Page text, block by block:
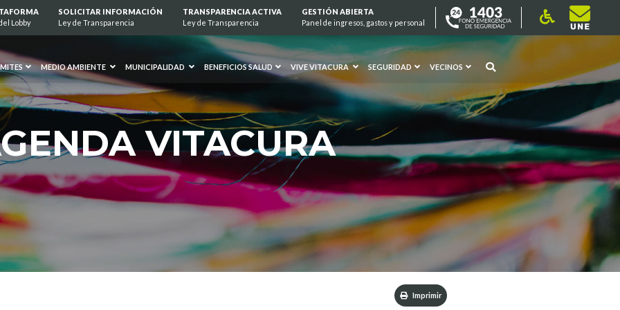
Lobby
SOLICITAR INFORMACIÓN
Ley de Transparencia
TRANSPARENCIA ACTIVA
Ley de Transparencia
GESTIÓN ABIERTA
Panel de ingresos, gastos y personal
MEDIO AMBIENTE MUNICIPALIDAD BENEFICIOS SALUD VIVE VITACURA SEGURIDAD VECINOS
VITACURA
Imprimir